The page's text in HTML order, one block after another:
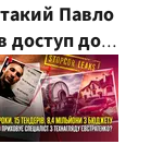
Павло
доступ до